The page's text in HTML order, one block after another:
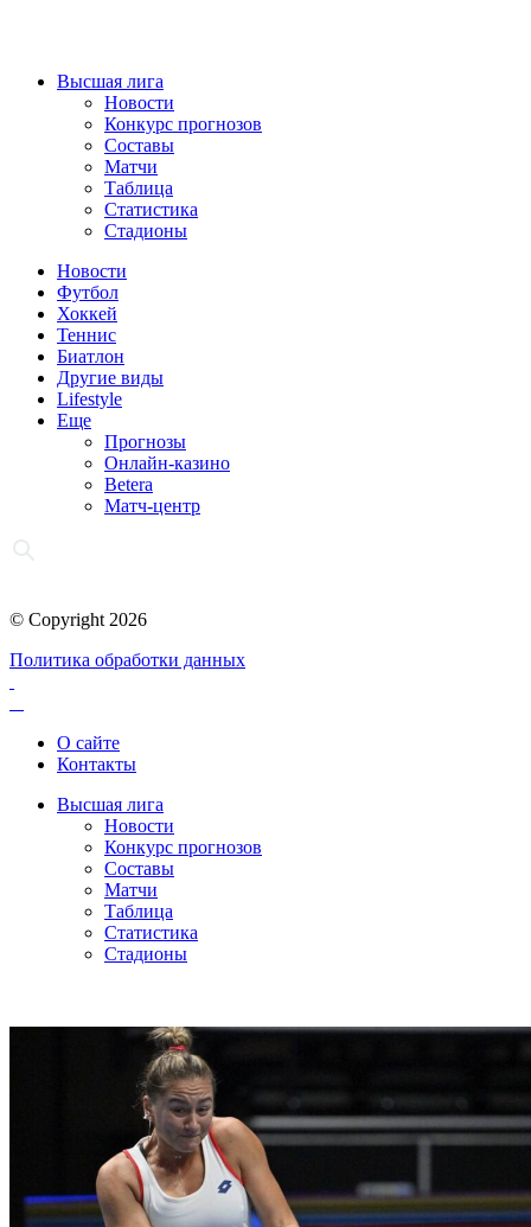
Высшая лига
Новости
Конкурс прогнозов
Составы
Матчи
Таблица
Статистика
Стадионы
Новости
Футбол
Хоккей
Теннис
Биатлон
Другие виды
Lifestyle
Еще
Прогнозы
Онлайн-казино
Betera
Матч-центр
© Copyright 2026
Политика обработки данных
О сайте
Контакты
Высшая лига
Новости
Конкурс прогнозов
Составы
Матчи
Таблица
Статистика
Стадионы